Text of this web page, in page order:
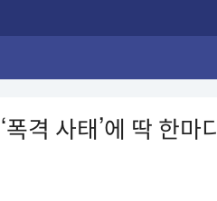
격 사태’에 딱 한마디